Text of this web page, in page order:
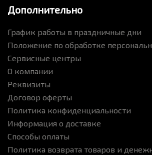
Дополнительно
График работы в праздничные дни
Положение по обработке
Сервисные центры
О компании
Реквизиты
Договор оферты
Политика конфиденциальности
Информация о доставке
Способы оплаты
Политика возврата товаров и